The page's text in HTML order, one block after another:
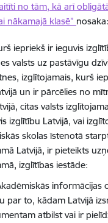
no tām, kā arī
nākamajā klasē” nosaka:
iepriekš ir ieguvis
valsts uz pastāvīgu
izglītojamais, kurš
un ir pārcēlies no
citas valsts
izglītību Latvijā, vai
skolas īstenotā
Latvijā, ir pieteikts
izglītības iestāde:
informācijas
par to, kādam Latvijā
atbilst vai ir